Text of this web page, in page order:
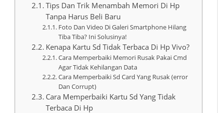
Tips Dan Trik Menambah Memori Di Hp
Tanpa Harus Beli Baru
Foto Dan Video Di Galeri Smartphone Hilang
Tiba Tiba? Ini Solusinya!
Kenapa Kartu Sd Tidak Terbaca Di Hp Vivo?
Cara Memperbaiki Memori Rusak Pakai Cmd
Agar Tidak Kehilangan Data
Cara Memperbaiki Sd Card Yang Rusak (error
Dan Corrupt)
Cara Memperbaiki Kartu Sd Yang Tidak
Terbaca Di Hp